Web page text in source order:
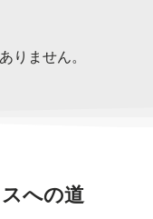
りません。
への道